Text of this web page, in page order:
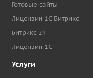
Готовые сайты
Лицензии 1С-Битрикс
Битрикс 24
Лицензии 1С
Услуги